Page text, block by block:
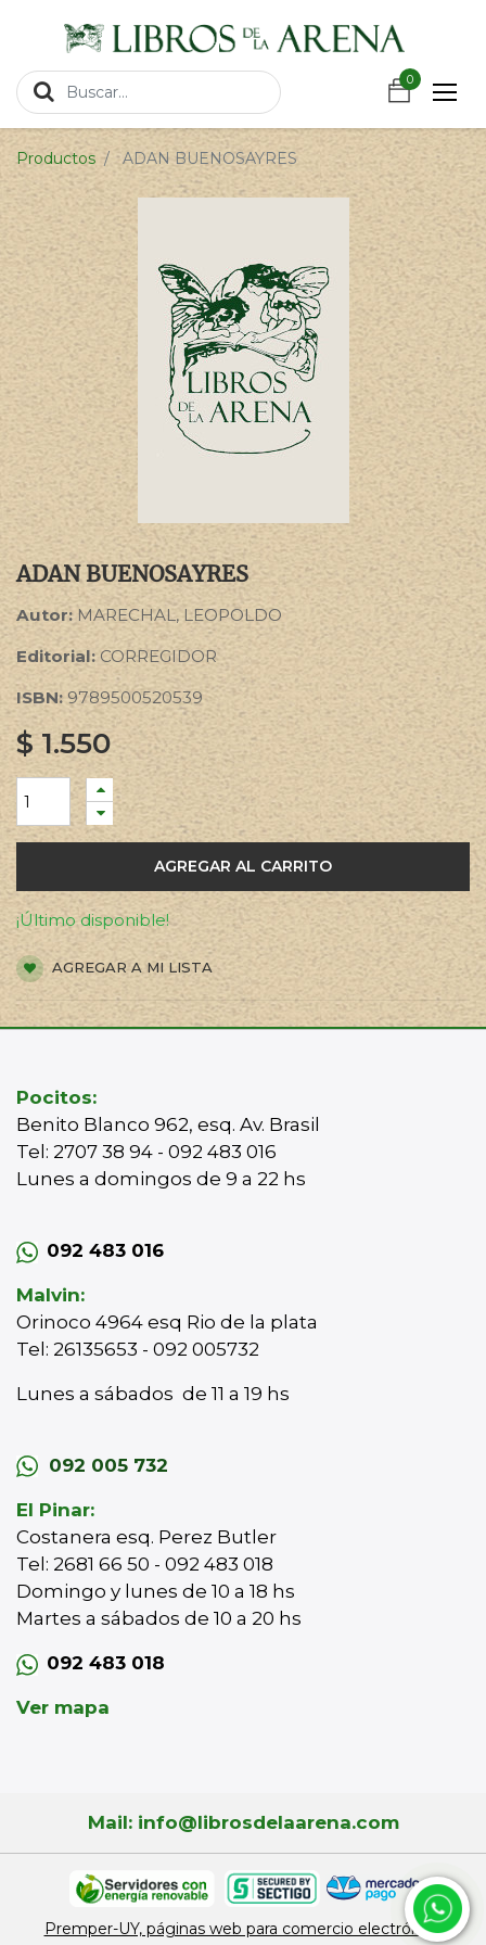
0
0
Productos ADAN BUENOSAYRES
ADAN BUENOSAYRES
Autor: MARECHAL, LEOPOLDO
Editorial: CORREGIDOR
ISBN: 9789500520539
$1.550
AGREGAR AL CARRITO
¡Último disponible!
AGREGAR A MI LISTA
Pocitos:
Benito Blanco 962, esq. Av. Brasil
Tel: 2707 38 94 - 092 483 016
Lunes a domingos de 9 a 22 hs
092 483 016
Malvin:
Orinoco 4964 esq Rio de la plata
Tel: 26135653 - 092 005732
Lunes a sábados de 11 a 19 hs
092 005 732
El Pinar:
Costanera esq. Perez Butler
Tel: 2681 66 50 - 092 483 018
Domingo y lunes de 10 a 18 hs
Martes a sábados de 10 a 20 hs
092 483 018
Ver mapa
Mail: info@librosdelaarena.com
Premper-UY, páginas web para comercio electrónico